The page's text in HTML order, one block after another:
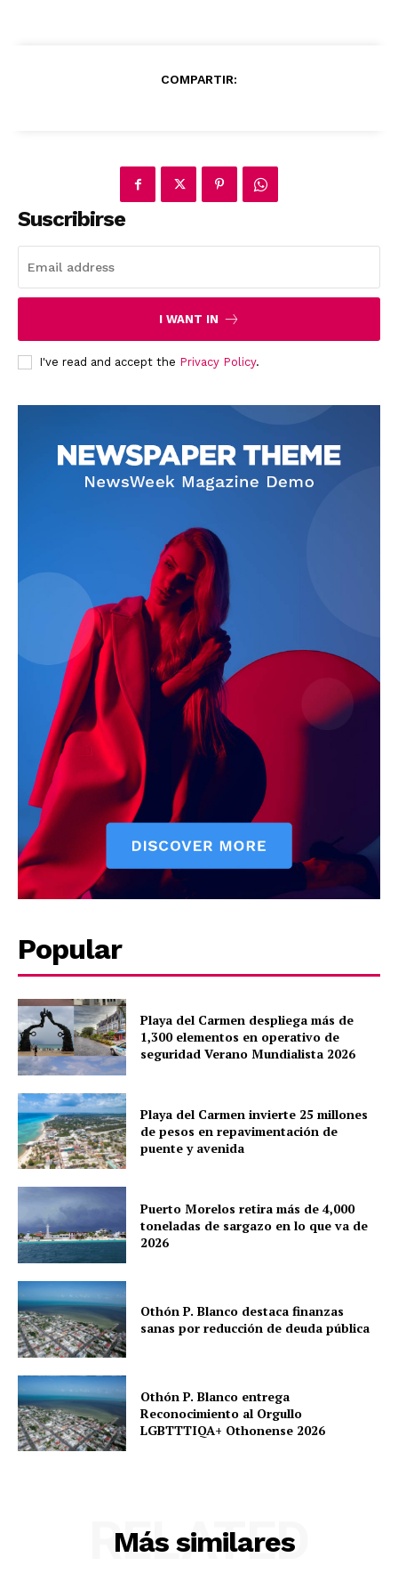
Magazine PRO
SUBSCRIBE NOW
Company
About
Contact us
Subscription Plans
My account
Quintana Roo
Cancún
Playa del Carmen
COMPARTIR:
Suscribirse
I WANT IN
I've read and accept the Privacy Policy.
Popular
Playa del Carmen despliega más de
1,300 elementos en operativo de
seguridad Verano Mundialista 2026
Playa del Carmen invierte 25 millones
de pesos en repavimentación de
puente y avenida
Puerto Morelos retira más de 4,000
toneladas de sargazo en lo que va de
2026
Othón P. Blanco destaca finanzas
sanas por reducción de deuda pública
Othón P. Blanco entrega
Reconocimiento al Orgullo
LGBTTTIQA+ Othonense 2026
Más similares
RELATED